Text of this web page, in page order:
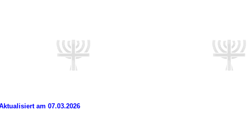
am 07.03.2026